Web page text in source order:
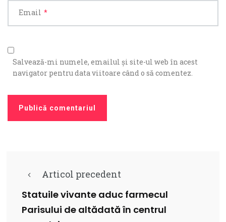
Email *
Salvează-mi numele, emailul și site-ul web în acest
navigator pentru data viitoare când o să comentez.
Articol precedent
Statuile vivante aduc farmecul
Parisului de altădată în centrul